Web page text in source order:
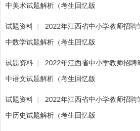
中美术试题解析（考生回忆版
试题资料 |
2022年江西省中小学教师招聘
中数学试题解析（考生回忆版
试题资料 |
2022年江西省中小学教师招聘
中语文试题解析（考生回忆版
试题资料 |
2022年江西省中小学教师招聘
中历史试题解析（考生回忆版